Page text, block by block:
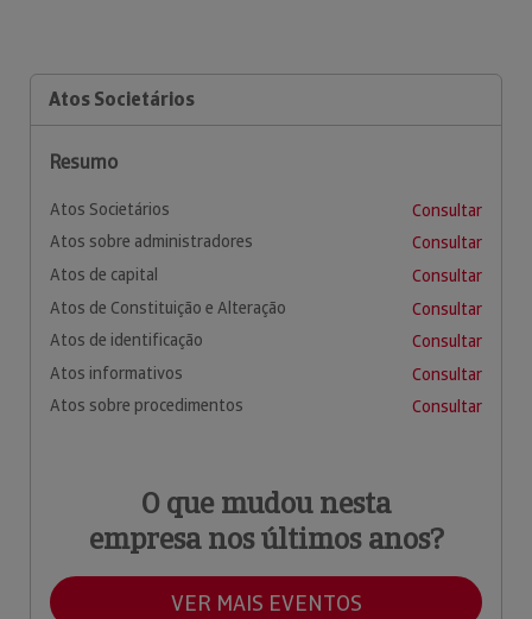
Atos Societários
Resumo
Atos Societários
Consultar
Atos sobre administradores
Consultar
Atos de capital
Consultar
Atos de Constituição e Alteração
Consultar
Atos de identificação
Consultar
Atos informativos
Consultar
Atos sobre procedimentos
Consultar
O que mudou nesta
empresa nos últimos anos?
VER MAIS EVENTOS